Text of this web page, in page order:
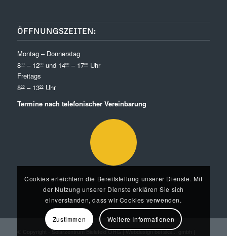
ÖFFNUNGSZEITEN:
Montag – Donnerstag
800– 1200und 1400– 1700Uhr
Freitags
800– 1300Uhr
Termine nach telefonischer Vereinbarung
© Copyright -Solarzentrum Bielefeld OHG|Webdesign bei sks... gmbh
Cookies erleichtern die Bereitstellung unserer Dienste. Mit
der Nutzung unserer Dienste erklären Sie sich
einverstanden, dass wir Cookies verwenden.
Zustimmen Weitere Informationen